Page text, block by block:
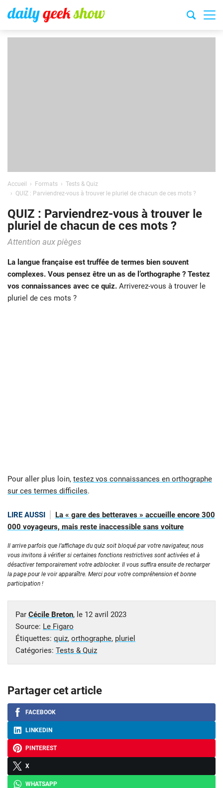
Accueil Formats
Tests & Quiz
QUIZ : Parviendrez-vous à trouver le pluriel de chacun de ces mots ?
QUIZ : Parviendrez-vous à trouver le
pluriel de chacun de ces mots ?
Attention aux pièges
La langue française est truffée de termes bien souvent
complexes. Vous pensez être un as de l’orthographe ? Testez
vos connaissances avec ce quiz. Arriverez-vous à trouver le
pluriel de ces mots ?
Pour aller plus loin, testez vos connaissances en orthographe
sur ces termes difficiles.
LIRE AUSSI
La « gare des betteraves » accueille encore 300
000 voyageurs, mais reste inaccessible sans voiture
Il arrive parfois que l’affichage du quiz soit bloqué par votre navigateur, nous
vous invitons à vérifier si certaines fonctions restrictives sont activées et à
désactiver temporairement votre adblocker. Il vous suffira ensuite de recharger
la page pour le voir apparaître. Merci pour votre compréhension et bonne
participation !
Par Cécile Breton, le 12 avril 2023
Source: Le Figaro
Étiquettes: quiz, orthographe, pluriel
Catégories: Tests & Quiz
Partager cet article
FACEBOOK
LINKEDIN
PINTEREST
X
WHATSAPP